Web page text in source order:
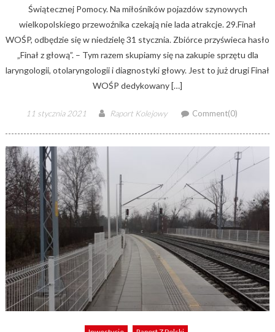
Świątecznej Pomocy. Na miłośników pojazdów szynowych
wielkopolskiego przewoźnika czekają nie lada atrakcje. 29.Finał
WOŚP, odbędzie się w niedzielę 31 stycznia. Zbiórce przyświeca hasło
„Finał z głową”. – Tym razem skupiamy się na zakupie sprzętu dla
laryngologii, otolaryngologii i diagnostyki głowy. Jest to już drugi Finał
WOŚP dedykowany […]
Posted
11 stycznia 2021 Author
Raport Kolejowy Comment(0)